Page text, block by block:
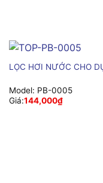
LỌC HƠI NƯỚC CHO
Model: PB-0005
Giá:144,000₫